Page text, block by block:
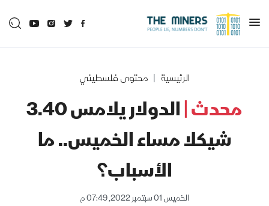
الرئيسية محتوى فلسطيني
محدث |
الدولار يلامس 3.40
شيكلا مساء الخميس.. ما
الأسباب؟
الخميس 01 سبتمبر 2022, 07:49 م